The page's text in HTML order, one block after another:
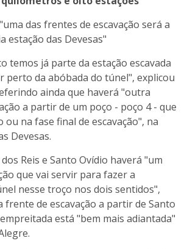
das frentes de escavação será a
estação das Devesas"
temos já parte da estação escavada
perto da abóbada do túnel", explicou
ainda que haverá "outra
a partir de um poço - poço 4 - que
ou na fase final de escavação", na
Devesas.
Reis e Santo Ovídio haverá "um
que vai servir para fazer a
nesse troço nos dois sentidos",
frente de escavação a partir de Santo
está "bem mais adiantada"